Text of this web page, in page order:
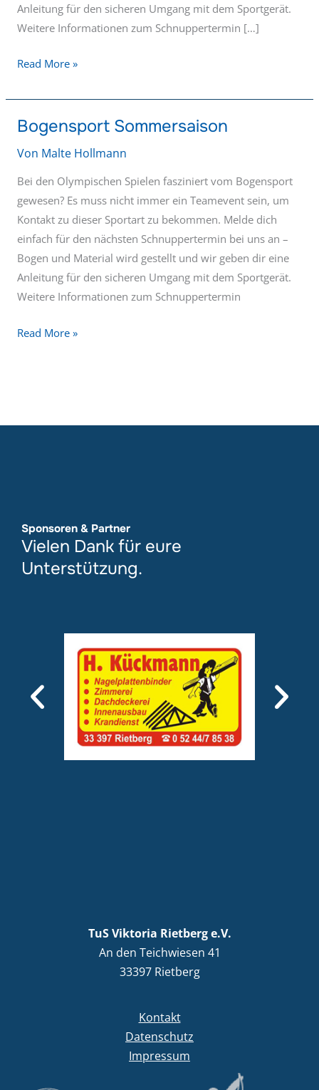
Anleitung für den sicheren Umgang mit dem Sportgerät.
Weitere Informationen zum Schnuppertermin […]
Read More »
Bogensport Sommersaison
Von Malte Hollmann
Bei den Olympischen Spielen fasziniert vom Bogensport
gewesen? Es muss nicht immer ein Teamevent sein, um
Kontakt zu dieser Sportart zu bekommen. Melde dich
einfach für den nächsten Schnuppertermin bei uns an –
Bogen und Material wird gestellt und wir geben dir eine
Anleitung für den sicheren Umgang mit dem Sportgerät.
Weitere Informationen zum Schnuppertermin
Bogensport
Read More »
Sponsoren & Partner
Vielen Dank für eure
Unterstützung.
TuS Viktoria Rietberg e.V.
An den Teichwiesen 41
33397 Rietberg
Kontakt
Datenschutz
Impressum